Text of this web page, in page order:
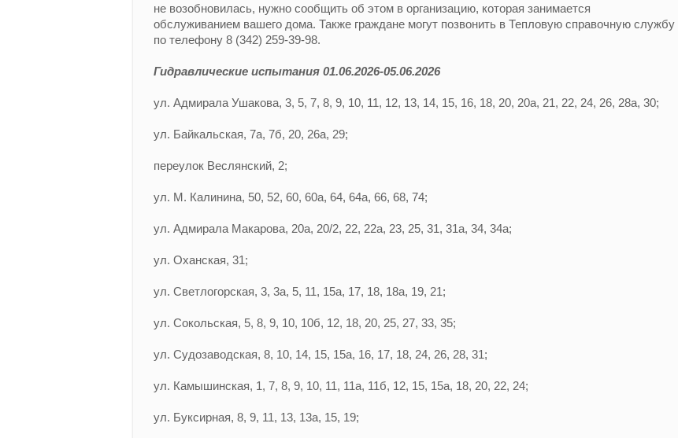
не возобновилась, нужно сообщить об этом в организацию, которая занимается
обслуживанием вашего дома. Также граждане могут позвонить в Тепловую справочную службу
по телефону 8 (342) 259-39-98.
Гидравлические испытания 01.06.2026-05.06.2026
ул. Адмирала Ушакова, 3, 5, 7, 8, 9, 10, 11, 12, 13, 14, 15, 16, 18, 20, 20а, 21, 22, 24, 26, 28а, 30;
ул. Байкальская, 7а, 7б, 20, 26а, 29;
переулок Веслянский, 2;
ул. М. Калинина, 50, 52, 60, 60а, 64, 64а, 66, 68, 74;
ул. Адмирала Макарова, 20а, 20/2, 22, 22а, 23, 25, 31, 31а, 34, 34а;
ул. Оханская, 31;
ул. Светлогорская, 3, 3а, 5, 11, 15а, 17, 18, 18а, 19, 21;
ул. Сокольская, 5, 8, 9, 10, 10б, 12, 18, 20, 25, 27, 33, 35;
ул. Судозаводская, 8, 10, 14, 15, 15а, 16, 17, 18, 24, 26, 28, 31;
ул. Камышинская, 1, 7, 8, 9, 10, 11, 11а, 11б, 12, 15, 15а, 18, 20, 22, 24;
ул. Буксирная, 8, 9, 11, 13, 13а, 15, 19;